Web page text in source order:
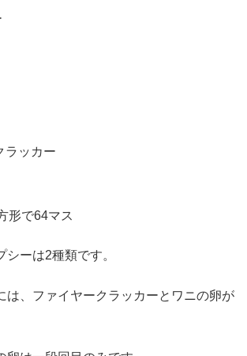
ラッカー
形で64マス
ーは2種類です。
は、ファイヤークラッカーとワニの卵が